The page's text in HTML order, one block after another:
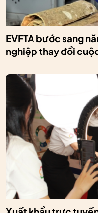
EVFTA bước sang
nghiệp thay đổi